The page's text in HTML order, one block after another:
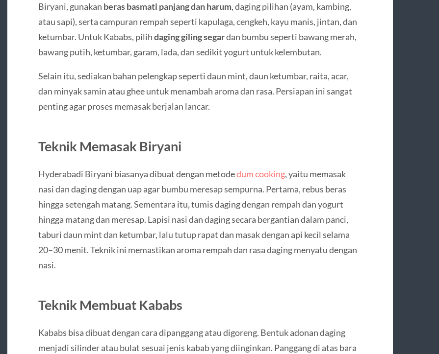
Biryani, gunakan beras basmati panjang dan harum, daging pilihan (ayam, kambing,
atau sapi), serta campuran rempah seperti kapulaga, cengkeh, kayu manis, jintan, dan
ketumbar. Untuk Kababs, pilihdaging giling segardan bumbu seperti bawang merah,
bawang putih, ketumbar, garam, lada, dan sedikit yogurt untuk kelembutan.
Selain itu, sediakan bahan pelengkap seperti daun mint, daun ketumbar, raita, acar,
dan minyak samin atau ghee untuk menambah aroma dan rasa. Persiapan ini sangat
penting agar proses memasak berjalan lancar.
Teknik Memasak Biryani
Hyderabadi Biryani biasanya dibuat dengan metodedum cooking, yaitu memasak
nasi dan daging dengan uap agar bumbu meresap sempurna. Pertama, rebus beras
hingga setengah matang. Sementara itu, tumis daging dengan rempah dan yogurt
hingga matang dan meresap. Lapisi nasi dan daging secara bergantian dalam panci,
taburi daun mint dan ketumbar, lalu tutup rapat dan masak dengan api kecil selama
20–30 menit. Teknik ini memastikan aroma rempah dan rasa daging menyatu dengan
nasi.
Teknik Membuat Kababs
Kababs bisa dibuat dengan cara dipanggang atau digoreng. Bentuk adonan daging
menjadi silinder atau bulat sesuai jenis kabab yang diinginkan. Panggang di atas bara